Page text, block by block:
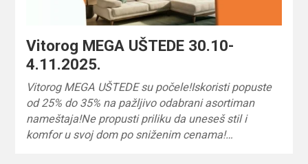
Vitorog MEGA UŠTEDE 30.10-
4.11.2025.
Vitorog MEGA UŠTEDE su počele!Iskoristi popuste
od 25% do 35% na pažljivo odabrani asortiman
nameštaja!Ne propusti priliku da uneseš stil i
komfor u svoj dom po sniženim cenama!…